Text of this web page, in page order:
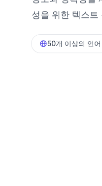
성을 위한 텍스
50개 이상의 언어